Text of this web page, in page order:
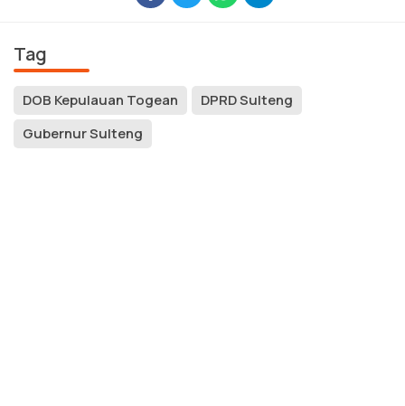
Tag
DOB Kepulauan Togean
DPRD Sulteng
Gubernur Sulteng